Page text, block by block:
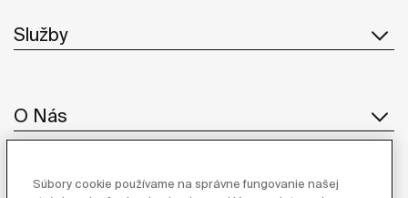
Služby
O Nás
Súbory cookie používame na správne fungovanie našej